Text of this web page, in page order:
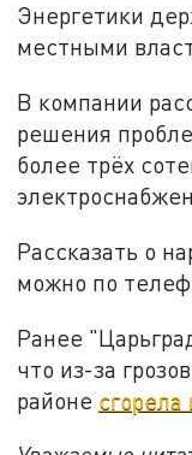
Энергетики
местными
В компании
решения
более трёх
Рассказать о
можно по
Ранее
что из-за
районе сгорела